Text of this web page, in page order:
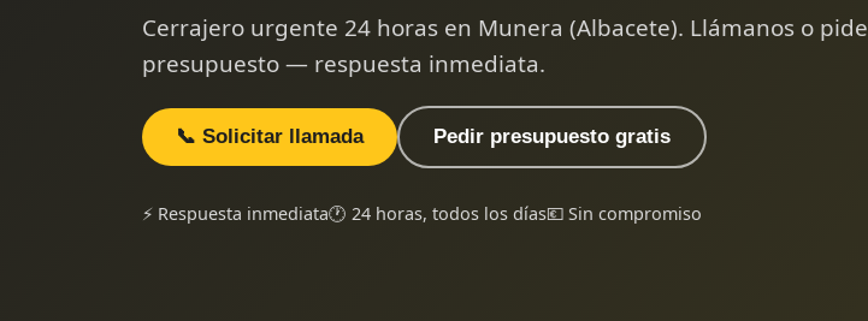
Cerrajero urgente 24 horas en Munera (Albacete). Llámanos o pide
presupuesto — respuesta inmediata.
📞 Solicitar llamada Pedir presupuesto gratis
⚡ Respuesta inmediata🕐 24 horas, todos los días💶 Sin compromiso